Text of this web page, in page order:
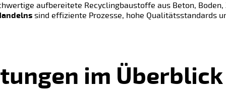
aufbereitete Recyclingbaustoffe aus Beton, Boden,
sind effiziente Prozesse, hohe Qualitätsstandards
im Überblick